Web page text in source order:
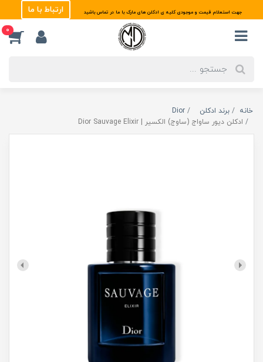
جهت استعلام قیمت و موجودی کلیه ی ادکلن های مارک با ما در تماس باشید ارتباط با ما
0
خانه برند ادکلن
Dior
ادکلن دیور ساواج (ساوج) الکسیر | Dior Sauvage Elixir